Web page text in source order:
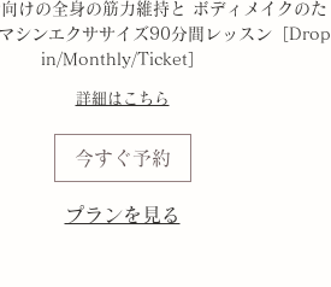
けの全身の筋力維持と ボディメイクのた
シンエクササイズ90分間レッスン［Drop
in/Monthly/Ticket］
詳細はこちら
今すぐ予約
プランを見る